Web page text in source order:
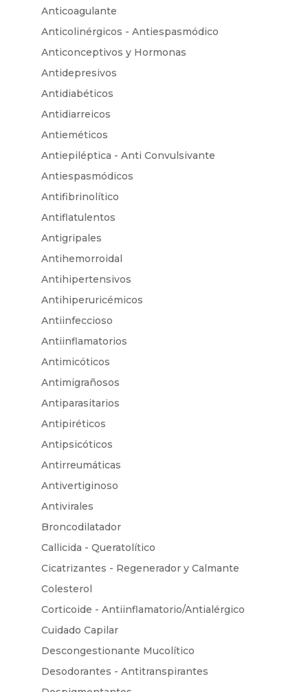
Anticoagulante
Anticolinérgicos - Antiespasmódico
Anticonceptivos y Hormonas
Antidepresivos
Antidiabéticos
Antidiarreicos
Antieméticos
Antiepiléptica - Anti Convulsivante
Antiespasmódicos
Antifibrinolítico
Antiflatulentos
Antigripales
Antihemorroidal
Antihipertensivos
Antihiperuricémicos
Antiinfeccioso
Antiinflamatorios
Antimicóticos
Antimigrañosos
Antiparasitarios
Antipiréticos
Antipsicóticos
Antirreumáticas
Antivertiginoso
Antivirales
Broncodilatador
Callicida - Queratolítico
Cicatrizantes - Regenerador y Calmante
Colesterol
Corticoide - Antiinflamatorio/Antialérgico
Cuidado Capilar
Descongestionante Mucolítico
Desodorantes - Antitranspirantes